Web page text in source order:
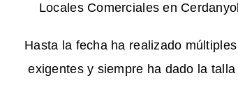
Locales Comerciales en
Hasta la fecha ha realizado
exigentes y siempre ha dado la